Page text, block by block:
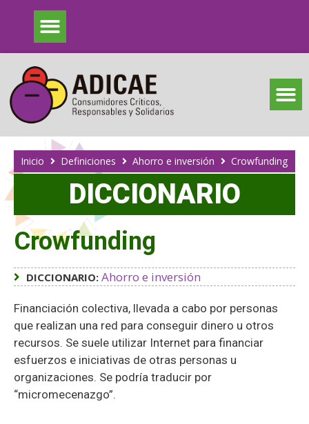
Inicio Definiciones Ahorro e inversión Crowfunding
DICCIONARIO
Crowfunding
DICCIONARIO: Ahorro e inversión
Financiación colectiva, llevada a cabo por personas
que realizan una red para conseguir dinero u otros
recursos. Se suele utilizar Internet para financiar
esfuerzos e iniciativas de otras personas u
organizaciones. Se podría traducir por
“micromecenazgo”.